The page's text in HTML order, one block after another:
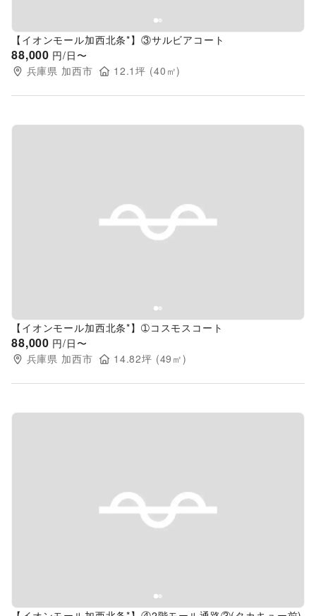
【イオンモール加西北条*】③サルビアコート
88,000 円/日〜
兵庫県 加西市 12.1坪 (40 ㎡)
Previous slide
【イオンモール加西北条*】➀コスモスコート
88,000 円/日〜
兵庫県 加西市 14.82坪 (49 ㎡)
Previous slide